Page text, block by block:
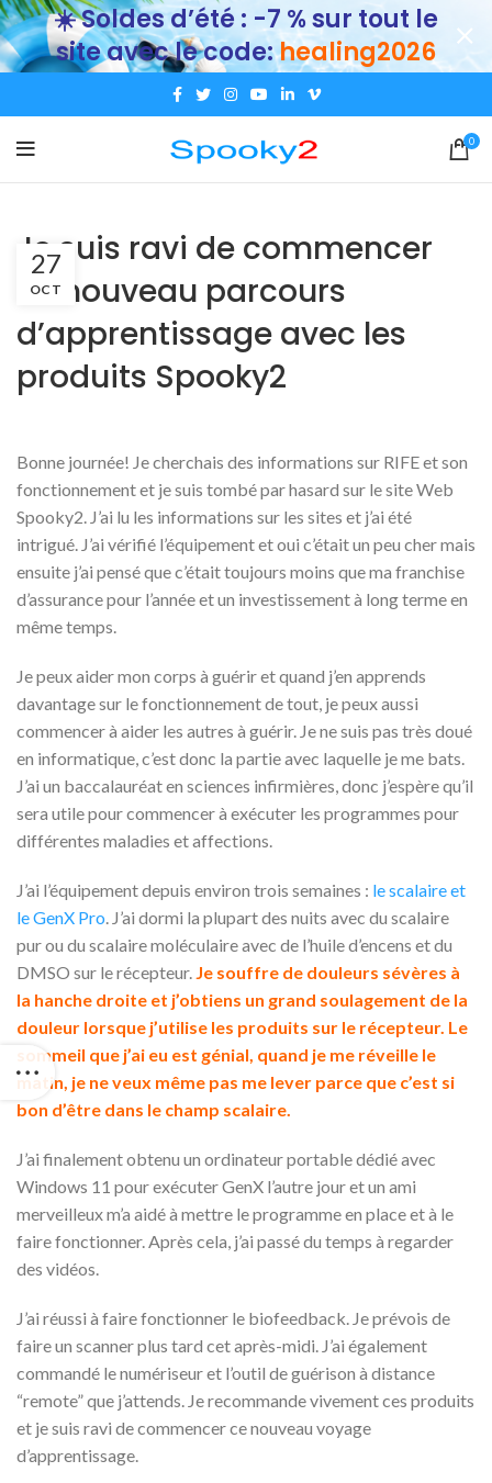
0
Je suis ravi de commencer
ce nouveau parcours
d’apprentissage avec les
produits Spooky2
27
OCT
Bonne journée! Je cherchais des informations sur RIFE et son
fonctionnement et je suis tombé par hasard sur le site Web
Spooky2. J’ai lu les informations sur les sites et j’ai été
intrigué. J’ai vérifié l’équipement et oui c’était un peu cher mais
ensuite j’ai pensé que c’était toujours moins que ma franchise
d’assurance pour l’année et un investissement à long terme en
même temps.
Je peux aider mon corps à guérir et quand j’en apprends
davantage sur le fonctionnement de tout, je peux aussi
commencer à aider les autres à guérir. Je ne suis pas très doué
en informatique, c’est donc la partie avec laquelle je me bats.
J’ai un baccalauréat en sciences infirmières, donc j’espère qu’il
sera utile pour commencer à exécuter les programmes pour
différentes maladies et affections.
J’ai l’équipement depuis environ trois semaines : le scalaire et
le GenX Pro. J’ai dormi la plupart des nuits avec du scalaire
pur ou du scalaire moléculaire avec de l’huile d’encens et du
DMSO sur le récepteur. Je souffre de douleurs sévères à
la hanche droite et j’obtiens un grand soulagement de la
douleur lorsque j’utilise les produits sur le récepteur. Le
sommeil que j’ai eu est génial, quand je me réveille le
matin, je ne veux même pas me lever parce que c’est si
bon d’être dans le champ scalaire.
J’ai finalement obtenu un ordinateur portable dédié avec
Windows 11 pour exécuter GenX l’autre jour et un ami
merveilleux m’a aidé à mettre le programme en place et à le
faire fonctionner. Après cela, j’ai passé du temps à regarder
des vidéos.
J’ai réussi à faire fonctionner le biofeedback. Je prévois de
faire un scanner plus tard cet après-midi. J’ai également
commandé le numériseur et l’outil de guérison à distance
“remote” que j’attends. Je recommande vivement ces produits
et je suis ravi de commencer ce nouveau voyage
d’apprentissage.
☀️ Soldes d’été : -7 % sur tout le
site avec le code:healing2026